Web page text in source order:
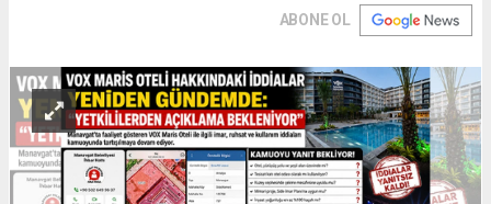
ABONE OL